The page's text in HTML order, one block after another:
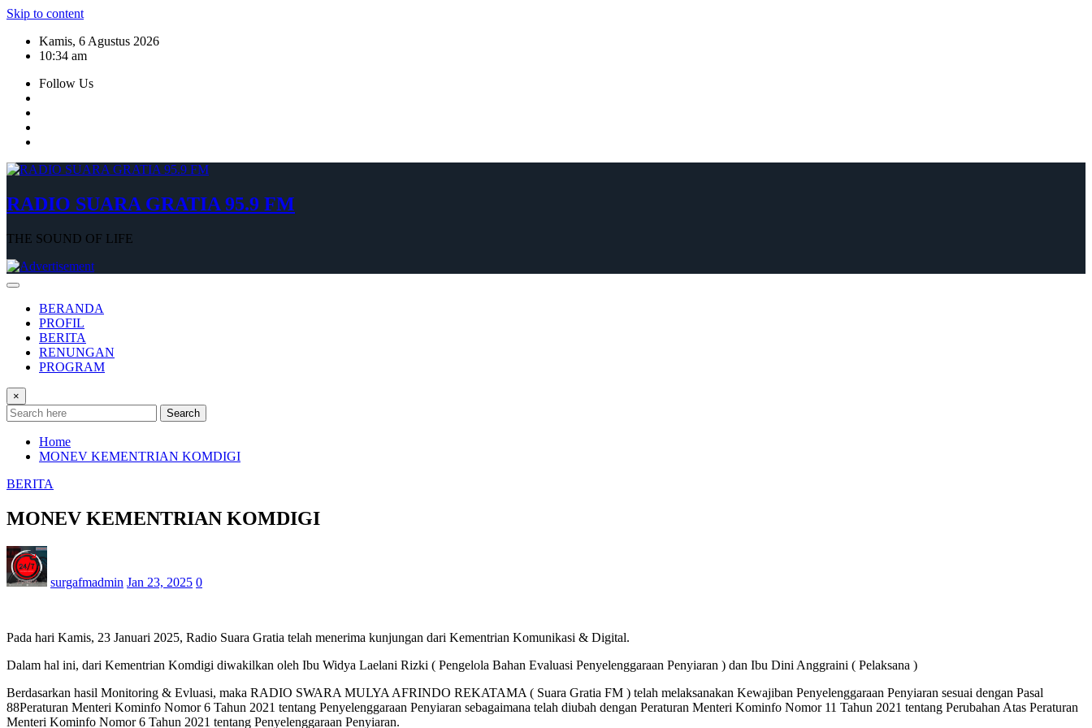
Skip to content
Kamis, 6 Agustus 2026
10:34 am
Follow Us
RADIO SUARA GRATIA 95.9 FM
THE SOUND OF LIFE
BERANDA
PROFIL
BERITA
RENUNGAN
PROGRAM
×
Search
Home
MONEV KEMENTRIAN KOMDIGI
BERITA
MONEV KEMENTRIAN KOMDIGI
surgafmadmin Jan 23, 2025 0
Pada hari Kamis, 23 Januari 2025, Radio Suara Gratia telah menerima kunjungan dari Kementrian Komunikasi & Digital.
Dalam hal ini, dari Kementrian Komdigi diwakilkan oleh Ibu Widya Laelani Rizki ( Pengelola Bahan Evaluasi Penyelenggaraan Penyiaran ) dan Ibu Dini Anggraini ( Pelaksana )
Berdasarkan hasil Monitoring & Evluasi, maka RADIO SWARA MULYA AFRINDO REKATAMA ( Suara Gratia FM ) telah melaksanakan Kewajiban Penyelenggaraan Penyiaran sesuai dengan Pasal
88Peraturan Menteri Kominfo Nomor 6 Tahun 2021 tentang Penyelenggaraan Penyiaran sebagaimana telah diubah dengan Peraturan Menteri Kominfo Nomor 11 Tahun 2021 tentang Perubahan Atas Peraturan
Menteri Kominfo Nomor 6 Tahun 2021 tentang Penyelenggaraan Penyiaran.